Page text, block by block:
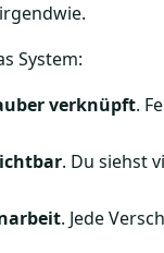
System:
verknüpft.
. Du siehst
. Jede